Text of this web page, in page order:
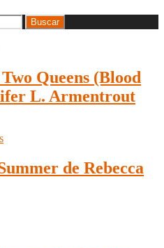
Queens (Blood
L. Armentrout
de Rebecca